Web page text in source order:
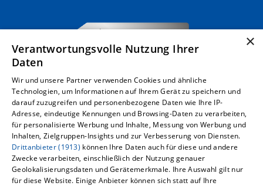
Um externe HTML-Inhalte anzuzeigen,
benötigen wir Ihre Einwilligung.
×
Verantwortungsvolle Nutzung Ihrer
Daten
Wir und unsere Partner verwenden Cookies und ähnliche
Technologien, um Informationen auf Ihrem Gerät zu speichern und
darauf zuzugreifen und personenbezogene Daten wie Ihre IP-
Adresse, eindeutige Kennungen und Browsing-Daten zu verarbeiten,
für personalisierte Werbung und Inhalte, Messung von Werbung und
Inhalten, Zielgruppen-Insights und zur Verbesserung von Diensten.
Drittanbieter (1913) können Ihre Daten auch für diese und andere
Zwecke verarbeiten, einschließlich der Nutzung genauer
Geolokalisierungsdaten und Gerätemerkmale. Ihre Auswahl gilt nur
für diese Website. Einige Anbieter können sich statt auf Ihre